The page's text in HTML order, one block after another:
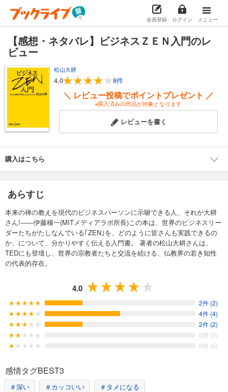
会員登録 ログイン メニュー
【感想・ネタバレ】ビジネスＺＥＮ入門のレ
ビュー
松山大耕
4.0 8件
＼ レビュー投稿でポイントプレゼント ／
※購入済みの作品が対象となります
レビューを書く
購入はこちら
あらすじ
本来の禅の教えを現代のビジネスパーソンに示唆できる人、それが大耕
さん!――伊藤穰一(MITメディアラボ所長)この本は、世界のビジネスリー
ダーたちがたしなんでいる｢ZEN｣を、どのように皆さんも実践できるの
か、について、分かりやすく伝える入門書。 著者の松山大耕さんは、
TEDにも登壇し、世界の宗教者たちと交流を続ける、仏教界の若き知性
の代表的存在。
4.0
2件 (2)
4件 (4)
2件 (2)
0件 (0)
0件 (0)
感情タグBEST3
＃深い ＃カッコいい ＃タメになる